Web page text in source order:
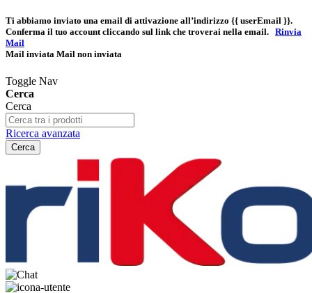
Ti abbiamo inviato una email di attivazione all’indirizzo {{ userEmail }}.
Conferma il tuo account cliccando sul link che troverai nella email. Rinvia
Mail
Mail inviata Mail non inviata
Toggle Nav
Cerca
Cerca
Ricerca avanzata
Cerca